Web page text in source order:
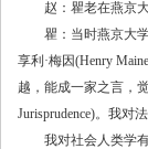
赵：瞿老在燕京大
瞿：当时燕京大学
享利·梅因(Henry
越，能成一家之言，
Jurisprudence)。我对
我对社会人类学有